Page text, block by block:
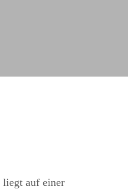
liegt auf einer